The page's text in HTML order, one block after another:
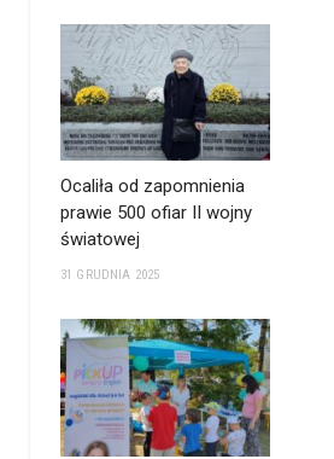
Ocaliła od zapomnienia
prawie 500 ofiar II wojny
światowej
31 GRUDNIA 2025